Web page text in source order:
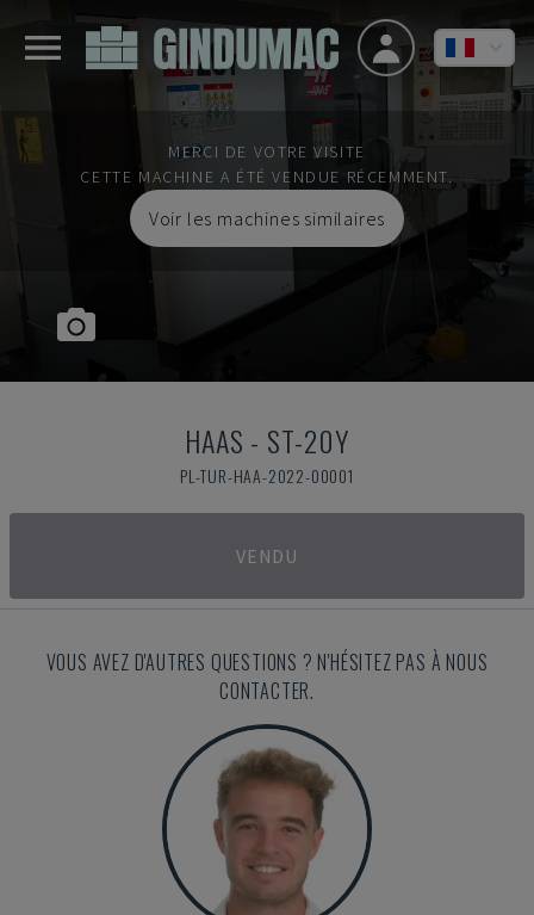
MERCI DE VOTRE VISITE
CETTE MACHINE A ÉTÉ VENDUE RÉCEMMENT.
Voir les machines similaires
HAAS - ST-20Y
PL-TUR-HAA-2022-00001
VENDU
VOUS AVEZ D'AUTRES QUESTIONS ? N'HÉSITEZ PAS À NOUS
CONTACTER.